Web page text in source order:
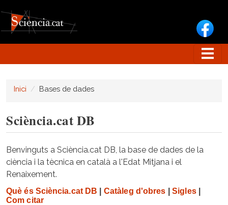
Inici Bases de dades
Sciència.cat DB
Benvinguts a Sciència.cat DB, la base de dades de la
ciència i la tècnica en català a l'Edat Mitjana i el
Renaixement.
Què és Sciència.cat DB Catàleg d'obres Sigles|
Com citar